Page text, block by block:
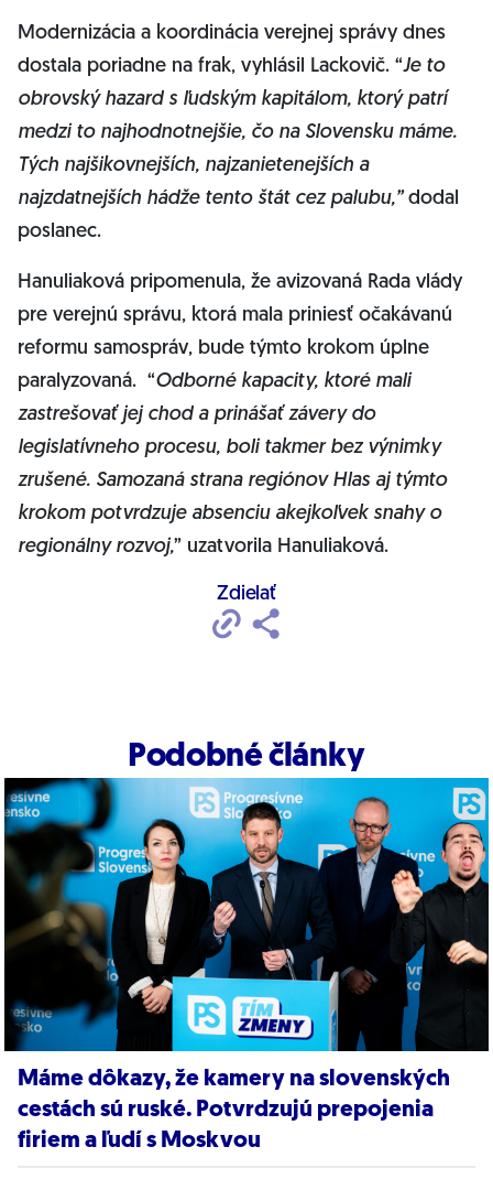
Modernizácia a koordinácia verejnej správy dnes
dostala poriadne na frak, vyhlásil Lackovič. “Je to
obrovský hazard s ľudským kapitálom, ktorý patrí
medzi to najhodnotnejšie, čo na Slovensku máme.
Tých najšikovnejších, najzanietenejších a
najzdatnejších hádže tento štát cez palubu,”dodal
poslanec.
Hanuliaková pripomenula, že avizovaná Rada vlády
pre verejnú správu, ktorá mala priniesť očakávanú
reformu samospráv, bude týmto krokom úplne
paralyzovaná. “Odborné kapacity, ktoré mali
zastrešovať jej chod a prinášať závery do
legislatívneho procesu, boli takmer bez výnimky
zrušené. Samozaná strana regiónov Hlas aj týmto
krokom potvrdzuje absenciu akejkoľvek snahy o
regionálny rozvoj,” uzatvorila Hanuliaková.
Zdielať
Podobné články
Máme dôkazy, že kamery na slovenských
cestách sú ruské. Potvrdzujú prepojenia
firiem a ľudí s Moskvou